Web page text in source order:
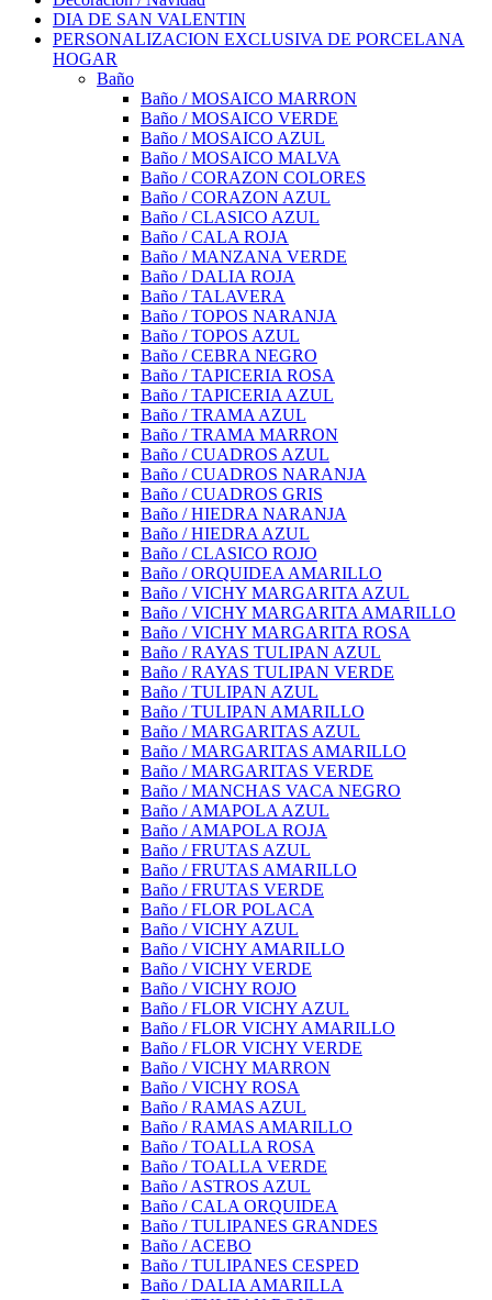
DIA DE SAN VALENTIN
PERSONALIZACION EXCLUSIVA DE PORCELANA
HOGAR
Baño
Baño / MOSAICO MARRON
Baño / MOSAICO VERDE
Baño / MOSAICO AZUL
Baño / MOSAICO MALVA
Baño / CORAZON COLORES
Baño / CORAZON AZUL
Baño / CLASICO AZUL
Baño / CALA ROJA
Baño / MANZANA VERDE
Baño / DALIA ROJA
Baño / TALAVERA
Baño / TOPOS NARANJA
Baño / TOPOS AZUL
Baño / CEBRA NEGRO
Baño / TAPICERIA ROSA
Baño / TAPICERIA AZUL
Baño / TRAMA AZUL
Baño / TRAMA MARRON
Baño / CUADROS AZUL
Baño / CUADROS NARANJA
Baño / CUADROS GRIS
Baño / HIEDRA NARANJA
Baño / HIEDRA AZUL
Baño / CLASICO ROJO
Baño / ORQUIDEA AMARILLO
Baño / VICHY MARGARITA AZUL
Baño / VICHY MARGARITA AMARILLO
Baño / VICHY MARGARITA ROSA
Baño / RAYAS TULIPAN AZUL
Baño / RAYAS TULIPAN VERDE
Baño / TULIPAN AZUL
Baño / TULIPAN AMARILLO
Baño / MARGARITAS AZUL
Baño / MARGARITAS AMARILLO
Baño / MARGARITAS VERDE
Baño / MANCHAS VACA NEGRO
Baño / AMAPOLA AZUL
Baño / AMAPOLA ROJA
Baño / FRUTAS AZUL
Baño / FRUTAS AMARILLO
Baño / FRUTAS VERDE
Baño / FLOR POLACA
Baño / VICHY AZUL
Baño / VICHY AMARILLO
Baño / VICHY VERDE
Baño / VICHY ROJO
Baño / FLOR VICHY AZUL
Baño / FLOR VICHY AMARILLO
Baño / FLOR VICHY VERDE
Baño / VICHY MARRON
Baño / VICHY ROSA
Baño / RAMAS AZUL
Baño / RAMAS AMARILLO
Baño / TOALLA ROSA
Baño / TOALLA VERDE
Baño / ASTROS AZUL
Baño / CALA ORQUIDEA
Baño / TULIPANES GRANDES
Baño / ACEBO
Baño / TULIPANES CESPED
Baño / DALIA AMARILLA